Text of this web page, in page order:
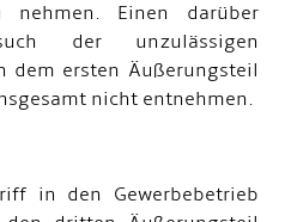
Einen darüber
der unzulässigen
dem ersten Äußerungsteil
nicht entnehmen.
in den Gewerbebetrieb